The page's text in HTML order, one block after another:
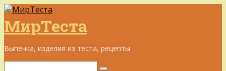
Перейти
к
контенту
МирТеста
Выпечка, изделия из теста, рецепты
Поиск: